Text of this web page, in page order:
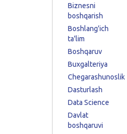
Biznesni
boshqarish
Boshlang'ich
ta'lim
Boshqaruv
Buxgalteriya
Chegarashunoslik
Dasturlash
Data Science
Davlat
boshqaruvi